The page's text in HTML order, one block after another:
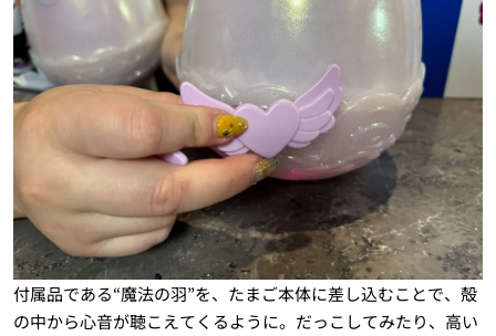
付属品である“魔法の羽”を、たまご本体に差し込むことで、殻
の中から心音が聴こえてくるように。だっこしてみたり、高い